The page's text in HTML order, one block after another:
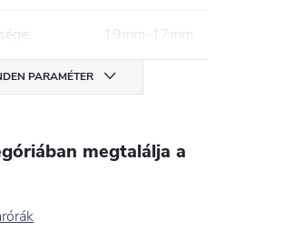
: 19mm-17mm
PARAMÉTER
megtalálja a